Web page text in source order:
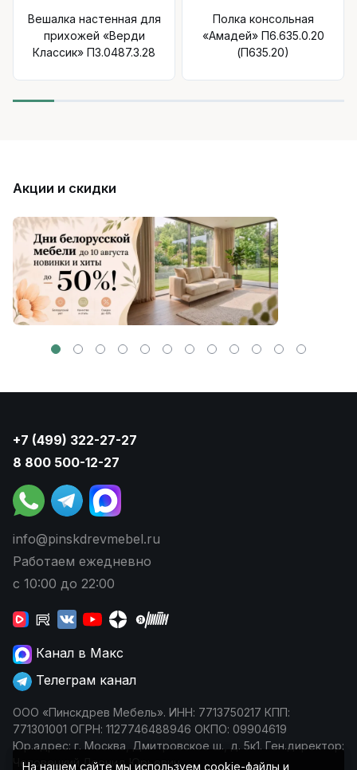
Вешалка настенная для
прихожей «Верди
Классик» П3.0487.3.28
Полка консольная
«Амадей» П6.635.0.20
(П635.20)
Акции и скидки
+7 (499) 322-27-27
8 800 500-12-27
info@pinskdrevmebel.ru
Работаем ежедневно
с 10:00 до 22:00
Канал в Макс
Телеграм канал
ООО «Пинскдрев Мебель». ИНН: 7713750217 КПП:
771301001 ОГРН: 1127746488946 ОКПО: 09904619
Юр.адрес: г. Москва, Дмитровское ш., д. 5к1. Ген.директор:
Чеповецкий Леонид Юрьевич
На нашем сайте мы используем cookie-файлы и